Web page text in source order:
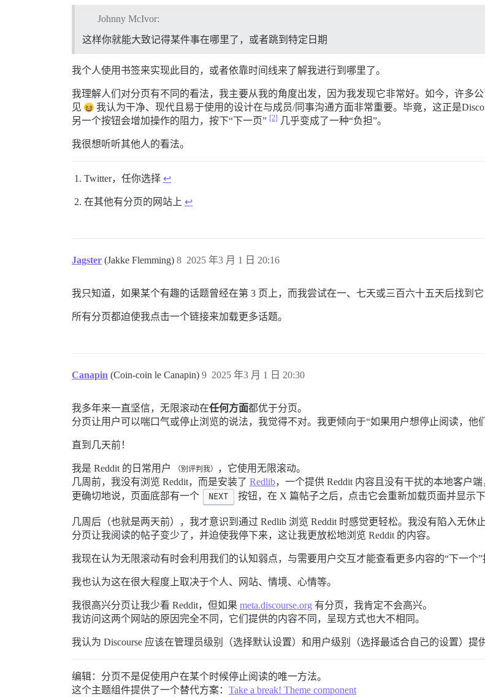
Johnny McIvor:
这样你就能大致记得某件事在哪里了，或者跳到特定日期
我个人使用书签来实现此目的，或者依靠时间线来了解我进行到哪里了。
我理解人们对分页有不同的看法，我主要从我的角度出发，因为我发现它非常好。如今，许多
见
我认为干净、现代且易于使用的设计在与成员/同事沟通方面非常重要。毕竟，这正是
另一个按钮会增加操作的阻力，按下“下一页” [2] 几乎变成了一种“负担”。
我很想听听其他人的看法。
Twitter，任你选择 ↩︎
在其他有分页的网站上 ↩︎
Jagster (Jakke Flemming) 2025 年3 月 1 日 20:16
8
我只知道，如果某个有趣的话题曾经在第 3 页上，而我尝试在一、七天或三百六十五天后找到
所有分页都迫使我点击一个链接来加载更多话题。
Canapin (Coin-coin le Canapin) 2025 年3 月 1 日 20:30
9
我多年来一直坚信，无限滚动在任何方面都优于分页。
分页让用户可以喘口气或停止浏览的说法，我觉得不对。我更倾向于“如果用户想停止阅读，
直到几天前！
我是 Reddit 的日常用户 （别评判我）
，它使用无限滚动。
几周前，我没有浏览 Reddit，而是安装了 Redlib，一个提供 Reddit 内容且没有干扰的本地客户
更确切地说，页面底部有一个
NEXT 按钮，在 X 篇帖子之后，点击它会重新加载页面并显示下
几周后（也就是两天前），我才意识到通过 Redlib 浏览 Reddit 时感觉更轻松。我没有陷入无休
分页让我阅读的帖子变少了，并迫使我停下来，这让我更放松地浏览 Reddit 的内容。
我现在认为无限滚动有时会利用我们的认知弱点，与需要用户交互才能查看更多内容的“下一个
我也认为这在很大程度上取决于个人、网站、情境、心情等。
我很高兴分页让我少看 Reddit，但如果 meta.discourse.org 有分页，我肯定不会高兴。
我访问这两个网站的原因完全不同，它们提供的​​内容不同，呈现方式也大不相同。
我认为 Discourse 应该在管理员级别（选择默认设置）和用户级别（选择最适合自己的设置）提
编辑：分页不是促使用户在某个时候停止阅读的唯一方法。
这个主题组件提供了一个替代方案： Take a break! Theme component